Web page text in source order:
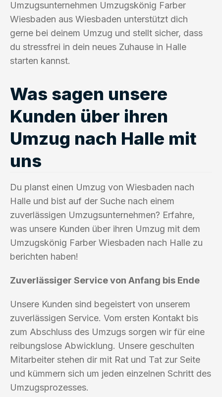
Umzugsunternehmen Umzugskönig Farber
Wiesbaden aus Wiesbaden unterstützt dich
gerne bei deinem Umzug und stellt sicher, dass
du stressfrei in dein neues Zuhause in Halle
starten kannst.
Was sagen unsere
Kunden über ihren
Umzug nach Halle mit
uns
Du planst einen Umzug von Wiesbaden nach
Halle und bist auf der Suche nach einem
zuverlässigen Umzugsunternehmen? Erfahre,
was unsere Kunden über ihren Umzug mit dem
Umzugskönig Farber Wiesbaden nach Halle zu
berichten haben!
Zuverlässiger Service von Anfang bis Ende
Unsere Kunden sind begeistert von unserem
zuverlässigen Service. Vom ersten Kontakt bis
zum Abschluss des Umzugs sorgen wir für eine
reibungslose Abwicklung. Unsere geschulten
Mitarbeiter stehen dir mit Rat und Tat zur Seite
und kümmern sich um jeden einzelnen Schritt des
Umzugsprozesses.